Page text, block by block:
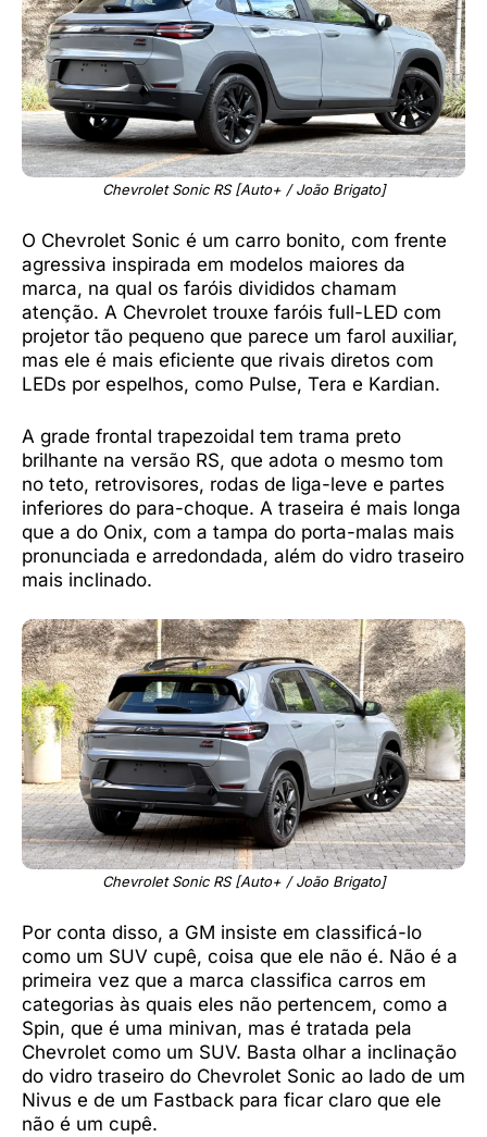
Chevrolet Sonic RS [Auto+ / João Brigato]
O Chevrolet Sonic é um carro bonito, com frente
agressiva inspirada em modelos maiores da
marca, na qual os faróis divididos chamam
atenção. A Chevrolet trouxe faróis full-LED com
projetor tão pequeno que parece um farol auxiliar,
mas ele é mais eficiente que rivais diretos com
LEDs por espelhos, como Pulse, Tera e Kardian.
A grade frontal trapezoidal tem trama preto
brilhante na versão RS, que adota o mesmo tom
no teto, retrovisores, rodas de liga-leve e partes
inferiores do para-choque. A traseira é mais longa
que a do Onix, com a tampa do porta-malas mais
pronunciada e arredondada, além do vidro traseiro
mais inclinado.
Chevrolet Sonic RS [Auto+ / João Brigato]
Por conta disso, a GM insiste em classificá-lo
como um SUV cupê, coisa que ele não é. Não é a
primeira vez que a marca classifica carros em
categorias às quais eles não pertencem, como a
Spin, que é uma minivan, mas é tratada pela
Chevrolet como um SUV. Basta olhar a inclinação
do vidro traseiro do Chevrolet Sonic ao lado de um
Nivus e de um Fastback para ficar claro que ele
não é um cupê.